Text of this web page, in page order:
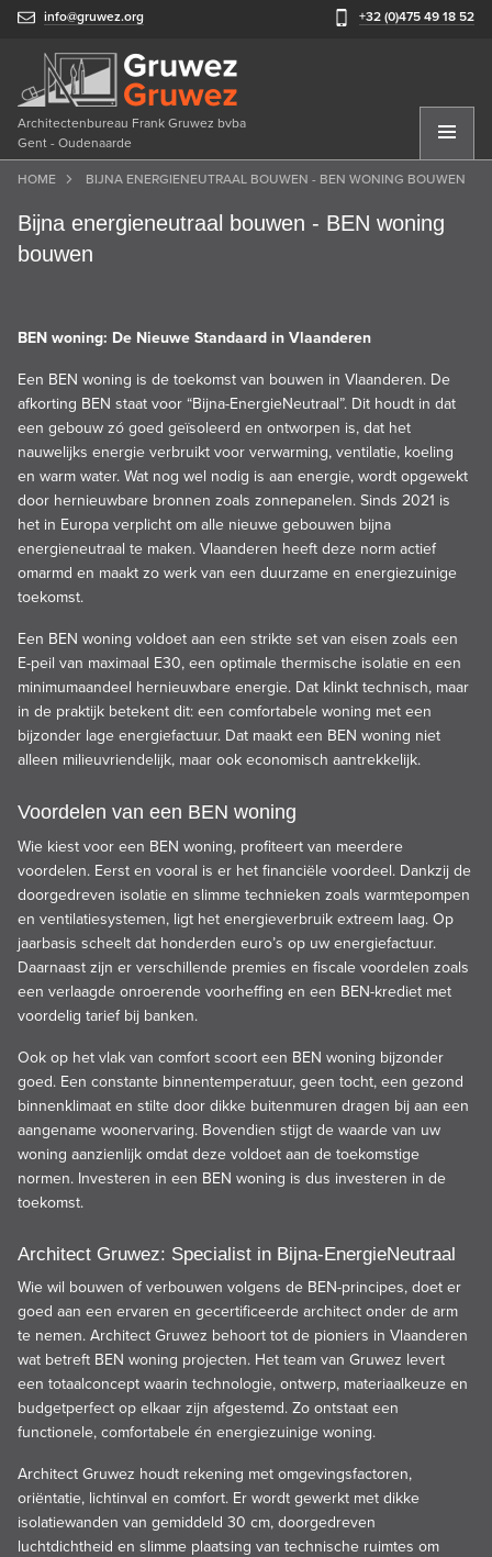
info@gruwez.org +32 (0)475 49 18 52
Architectenbureau Frank Gruwez bvba
Gent - Oudenaarde
HOME BIJNA ENERGIENEUTRAAL BOUWEN - BEN WONING BOUWEN
Bijna energieneutraal bouwen - BEN woning
bouwen
BEN woning: De Nieuwe Standaard in Vlaanderen
Een BEN woning is de toekomst van bouwen in Vlaanderen. De
afkorting BEN staat voor “Bijna-EnergieNeutraal”. Dit houdt in dat
een gebouw zó goed geïsoleerd en ontworpen is, dat het
nauwelijks energie verbruikt voor verwarming, ventilatie, koeling
en warm water. Wat nog wel nodig is aan energie, wordt opgewekt
door hernieuwbare bronnen zoals zonnepanelen. Sinds 2021 is
het in Europa verplicht om alle nieuwe gebouwen bijna
energieneutraal te maken. Vlaanderen heeft deze norm actief
omarmd en maakt zo werk van een duurzame en energiezuinige
toekomst.
Een BEN woning voldoet aan een strikte set van eisen zoals een
E-peil van maximaal E30, een optimale thermische isolatie en een
minimumaandeel hernieuwbare energie. Dat klinkt technisch, maar
in de praktijk betekent dit: een comfortabele woning met een
bijzonder lage energiefactuur. Dat maakt een BEN woning niet
alleen milieuvriendelijk, maar ook economisch aantrekkelijk.
Voordelen van een BEN woning
Wie kiest voor een BEN woning, profiteert van meerdere
voordelen. Eerst en vooral is er het financiële voordeel. Dankzij de
doorgedreven isolatie en slimme technieken zoals warmtepompen
en ventilatiesystemen, ligt het energieverbruik extreem laag. Op
jaarbasis scheelt dat honderden euro’s op uw energiefactuur.
Daarnaast zijn er verschillende premies en fiscale voordelen zoals
een verlaagde onroerende voorheffing en een BEN-krediet met
voordelig tarief bij banken.
Ook op het vlak van comfort scoort een BEN woning bijzonder
goed. Een constante binnentemperatuur, geen tocht, een gezond
binnenklimaat en stilte door dikke buitenmuren dragen bij aan een
aangename woonervaring. Bovendien stijgt de waarde van uw
woning aanzienlijk omdat deze voldoet aan de toekomstige
normen. Investeren in een BEN woning is dus investeren in de
toekomst.
Architect Gruwez: Specialist in Bijna-EnergieNeutraal
Wie wil bouwen of verbouwen volgens de BEN-principes, doet er
goed aan een ervaren en gecertificeerde architect onder de arm
te nemen. Architect Gruwez behoort tot de pioniers in Vlaanderen
wat betreft BEN woning projecten. Het team van Gruwez levert
een totaalconcept waarin technologie, ontwerp, materiaalkeuze en
budgetperfect op elkaar zijn afgestemd. Zo ontstaat een
functionele, comfortabele én energiezuinige woning.
Architect Gruwez houdt rekening met omgevingsfactoren,
oriëntatie, lichtinval en comfort. Er wordt gewerkt met dikke
isolatiewanden van gemiddeld 30 cm, doorgedreven
luchtdichtheid en slimme plaatsing van technische ruimtes om